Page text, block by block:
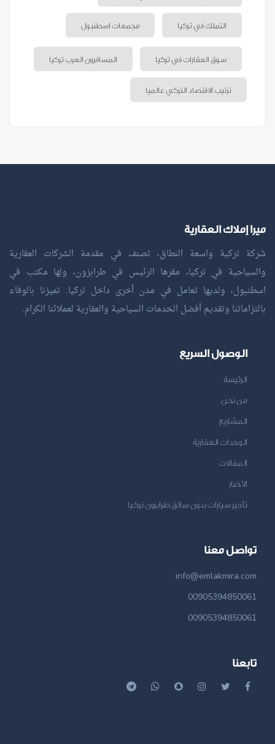
مجمعات اسطنبول التملك في تركيا
المسافرون العرب تركيا سوق العقارات في تركيا
ترتيب الاقتصاد التركي عالميا
ميرا إملاك العقارية
شركة تركية واسعة النطاق، تصنف في مقدمة الشركات العقارية
والسياحية في تركيا، مقرها الرئيس في طرابزون، ولها مكتب في
اسطنبول، ولديها تعامل في مدن أخرى داخل تركيا. تميزنا بالوفاء
بالتزاماتنا وتقديم أفضل الخدمات السياحية والعقارية لعملائنا الكرام.
الوصول السريع
الرئيسة
من نحن
المشاريع
الوحدات العقارية
المقالات
الأخبار
تأجير سيارات بدون سائق طرابزون تركيا
تواصل معنا
info@emlakmira.com
00905394850061
00905394850061
تابعنا